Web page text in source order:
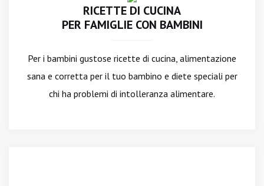
RICETTE DI CUCINA
PER FAMIGLIE CON BAMBINI
Per i bambini gustose ricette di cucina, alimentazione
sana e corretta per il tuo bambino e diete speciali per
chi ha problemi di intolleranza alimentare.